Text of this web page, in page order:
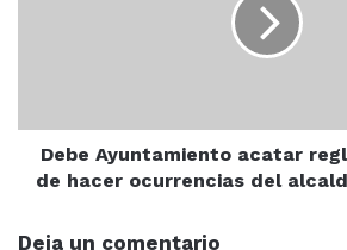
del
alcalde:
Martín
Debe Ayuntamiento acatar
de hacer ocurrencias del
Deja un comentario